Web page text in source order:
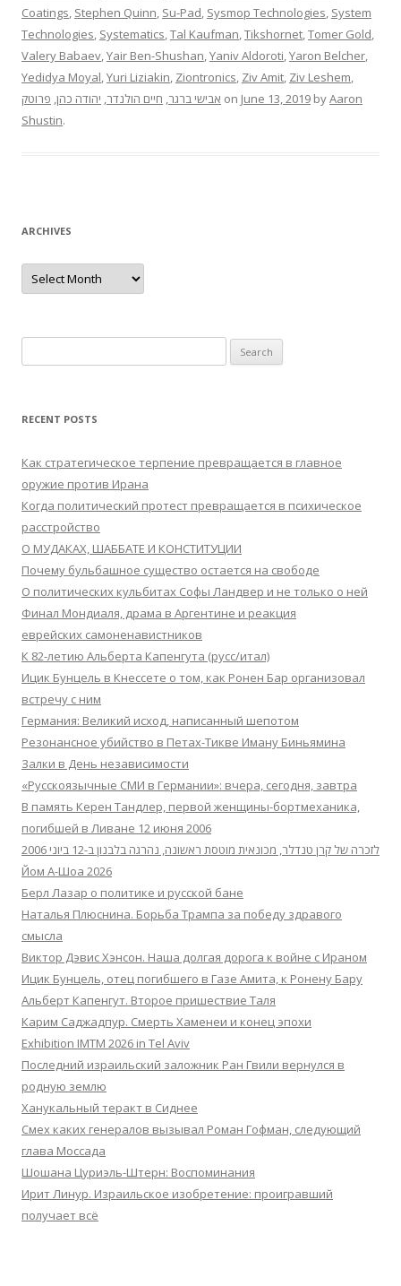
Coatings, Stephen Quinn, Su-Pad, Sysmop Technologies, System
Technologies, Systematics,Tal Kaufman,Tikshornet,Tomer Gold,
Valery Babaev,Yair Ben-Shushan,Yaniv Aldoroti,Yaron Belcher,
Yedidya Moyal,Yuri Liziakin, Ziontronics, Ziv Amit, Ziv Leshem,
אבישי ברגר, חיים הולנדר, יהודה כהן, פרוטק on June 13, 2019 byAaron
Shustin.
ARCHIVES
Archives
for:
RECENT POSTS
Как стратегическое терпение превращается в главное
оружие против Ирана
Когда политический протест превращается в психическое
расстройство
О МУДАКАХ, ШАББАТЕ И КОНСТИТУЦИИ
Почему бульбашное существо остается на свободе
О политических кульбитах Софы Ландвер и не только о ней
Финал Мондиаля, драма в Аргентине и реакция
еврейских самоненавистников
К 82-летию Альберта Капенгута (русс/итал)
Ицик Бунцель в Кнессете о том, как Ронен Бар организовал
встречу с ним
Германия: Великий исход, написанный шепотом
Резонансное убийство в Петах-Тикве Иману Биньямина
Залки в День независимости
«Русскоязычные СМИ в Германии»: вчера, сегодня, завтра
В память Керен Тандлер, первой женщины-бортмеханика,
погибшей в Ливане 12 июня 2006
לזכרה של קרן טנדלר, מכונאית מוטסת ראשונה, נהרגה בלבנון ב-12 ביוני 2006
Йом А-Шоа 2026
Берл Лазар о политике и русской бане
Наталья Плюснина. Борьба Трампа за победу здравого
смысла
Виктор Дэвис Хэнсон. Наша долгая дорога к войне с Ираном
Ицик Бунцель, отец погибшего в Газе Амита, к Ронену Бару
Альберт Капенгут. Второе пришествие Таля
Карим Саджадпур. Смерть Хаменеи и конец эпохи
Exhibition IMTM 2026 in Tel Aviv
Последний израильский заложник Ран Гвили вернулся в
родную землю
Ханукальный теракт в Сиднее
Смех каких генералов вызывал Роман Гофман, следующий
глава Моссада
Шошана Цуриэль-Штерн: Воспоминания
Ирит Линур. Израильское изобретение: проигравший
получает всё